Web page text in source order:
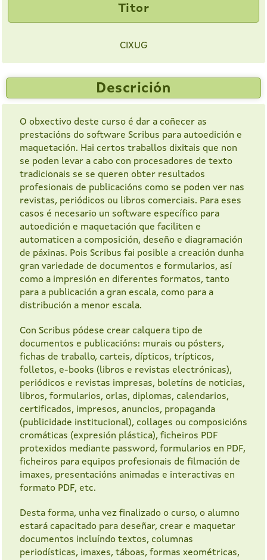
Titor
CIXUG
Descrición
O obxectivo deste curso é dar a coñecer as
prestacións do software Scribus para autoedición e
maquetación. Hai certos traballos dixitais que non
se poden levar a cabo con procesadores de texto
tradicionais se se queren obter resultados
profesionais de publicacións como se poden ver nas
revistas, periódicos ou libros comerciais. Para eses
casos é necesario un software específico para
autoedición e maquetación que faciliten e
automaticen a composición, deseño e diagramación
de páxinas. Pois Scribus fai posible a creación dunha
gran variedade de documentos e formularios, así
como a impresión en diferentes formatos, tanto
para a publicación a gran escala, como para a
distribución a menor escala.
Con Scribus pódese crear calquera tipo de
documentos e publicacións: murais ou pósters,
fichas de traballo, carteis, dípticos, trípticos,
folletos, e-books (libros e revistas electrónicas),
periódicos e revistas impresas, boletíns de noticias,
libros, formularios, orlas, diplomas, calendarios,
certificados, impresos, anuncios, propaganda
(publicidade institucional), collages ou composicións
cromáticas (expresión plástica), ficheiros PDF
protexidos mediante password, formularios en PDF,
ficheiros para equipos profesionais de filmación de
imaxes, presentacións animadas e interactivas en
formato PDF, etc.
Desta forma, unha vez finalizado o curso, o alumno
estará capacitado para deseñar, crear e maquetar
documentos incluíndo textos, columnas
periodísticas, imaxes, táboas, formas xeométricas,